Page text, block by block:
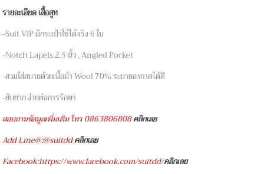
รายละเอียด เสื้อสูท
-Suit VIP มีกระเป๋าใช้ได้จริง 6 ใบ
-Notch Lapels 2.5 นิ้ว , Angled Pocket
-สวมใส่สบายด้วยเนื้อผ้า Wool 70% ระบายอากาศได้ดี
-ยับยาก ง่ายต่อการรักษา
สอบถามข้อมูลเพิ่มเติม โทร 0863806808คลิกเลย
Add Line@:@suitddคลิกเลย
Facebook:https://www.facebook.com/suitdd/คลิกเลย